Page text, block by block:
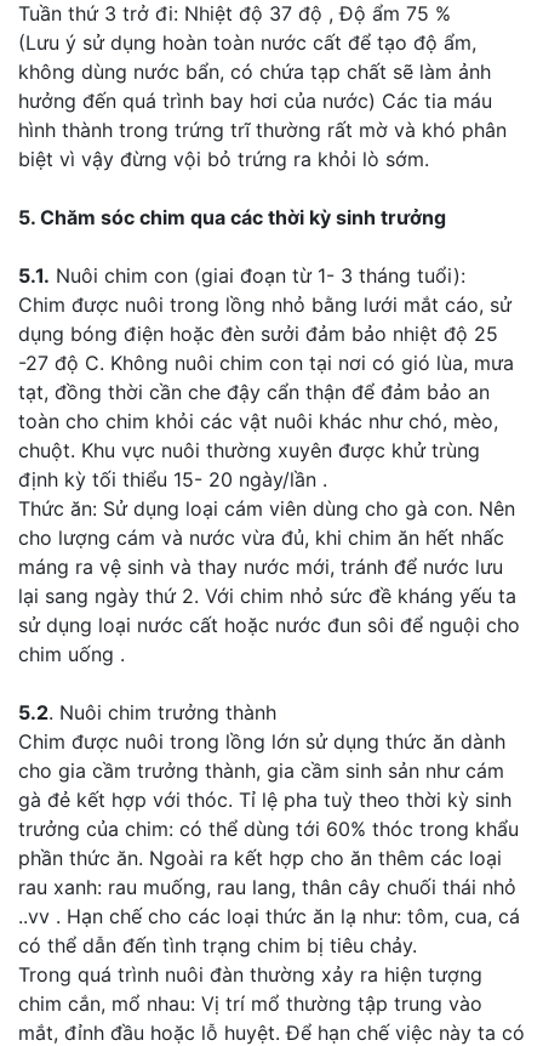
Tuần thứ 3 trở đi: Nhiệt độ 37 độ , Độ ẩm 75 %
(Lưu ý sử dụng hoàn toàn nước cất để tạo độ ẩm,
không dùng nước bẩn, có chứa tạp chất sẽ làm ảnh
hưởng đến quá trình bay hơi của nước) Các tia máu
hình thành trong trứng trĩ thường rất mờ và khó phân
biệt vì vậy đừng vội bỏ trứng ra khỏi lò sớm.
5. Chăm sóc chim qua các thời kỳ sinh trưởng
5.1. Nuôi chim con (giai đoạn từ 1- 3 tháng tuổi):
Chim được nuôi trong lồng nhỏ bằng lưới mắt cáo, sử
dụng bóng điện hoặc đèn sưởi đảm bảo nhiệt độ 25
-27 độ C. Không nuôi chim con tại nơi có gió lùa, mưa
tạt, đồng thời cần che đậy cẩn thận để đảm bảo an
toàn cho chim khỏi các vật nuôi khác như chó, mèo,
chuột. Khu vực nuôi thường xuyên được khử trùng
định kỳ tối thiểu 15- 20 ngày/lần .
Thức ăn: Sử dụng loại cám viên dùng cho gà con. Nên
cho lượng cám và nước vừa đủ, khi chim ăn hết nhấc
máng ra vệ sinh và thay nước mới, tránh để nước lưu
lại sang ngày thứ 2. Với chim nhỏ sức đề kháng yếu ta
sử dụng loại nước cất hoặc nước đun sôi để nguội cho
chim uống .
5.2. Nuôi chim trưởng thành
Chim được nuôi trong lồng lớn sử dụng thức ăn dành
cho gia cầm trưởng thành, gia cầm sinh sản như cám
gà đẻ kết hợp với thóc. Tỉ lệ pha tuỳ theo thời kỳ sinh
trưởng của chim: có thể dùng tới 60% thóc trong khẩu
phần thức ăn. Ngoài ra kết hợp cho ăn thêm các loại
rau xanh: rau muống, rau lang, thân cây chuối thái nhỏ
..vv . Hạn chế cho các loại thức ăn lạ như: tôm, cua, cá
có thể dẫn đến tình trạng chim bị tiêu chảy.
Trong quá trình nuôi đàn thường xảy ra hiện tượng
chim cắn, mổ nhau: Vị trí mổ thường tập trung vào
mắt, đỉnh đầu hoặc lỗ huyệt. Để hạn chế việc này ta có